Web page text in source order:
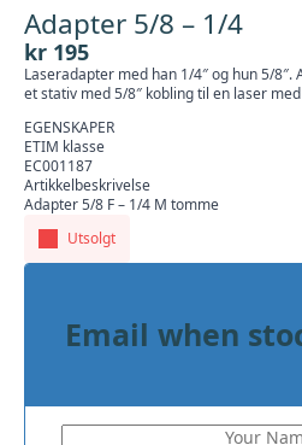
Adapter 5/8 – 1/4
kr 195
Laseradapter med han 1/4″ og hun 5/
et stativ med 5/8″ kobling til en laser
EGENSKAPER
ETIM klasse
EC001187
Artikkelbeskrivelse
Adapter 5/8 F – 1/4 M tomme
Utsolgt
Email when